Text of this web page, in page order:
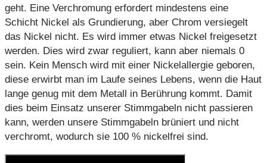
geht. Eine Verchromung erfordert mindestens eine
Schicht Nickel als Grundierung, aber Chrom versiegelt
das Nickel nicht. Es wird immer etwas Nickel freigesetzt
werden. Dies wird zwar reguliert, kann aber niemals 0
sein. Kein Mensch wird mit einer Nickelallergie geboren,
diese erwirbt man im Laufe seines Lebens, wenn die Haut
lange genug mit dem Metall in Berührung kommt. Damit
dies beim Einsatz unserer Stimmgabeln nicht passieren
kann, werden unsere Stimmgabeln brüniert und nicht
verchromt, wodurch sie 100 % nickelfrei sind.